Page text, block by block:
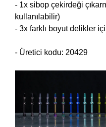
- 1x sibop çekirdeği
kullanılabilir)
- 3x farklı boyut delikler
- Üretici kodu: 20429